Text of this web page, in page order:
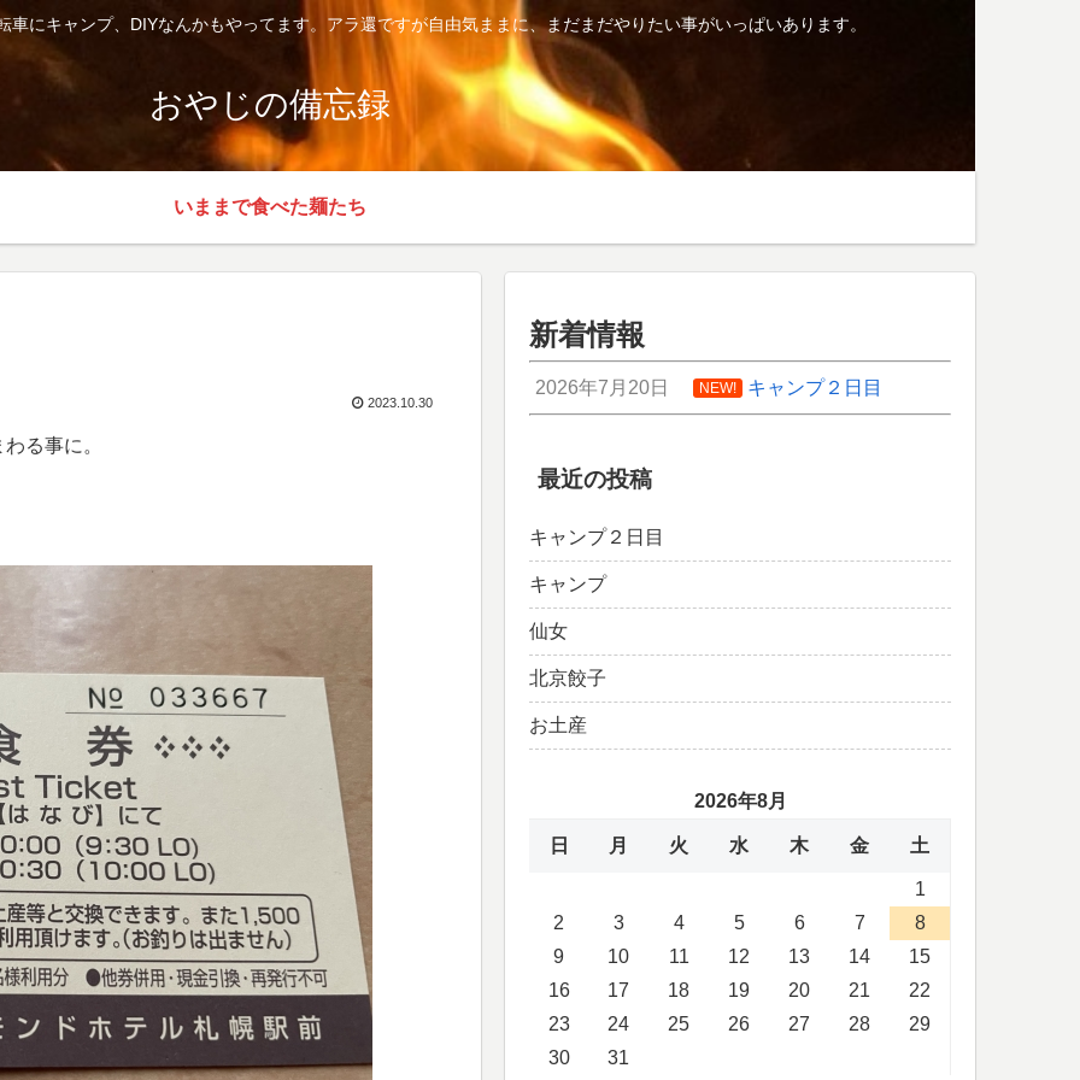
にキャンプ、DIYなんかもやってます。アラ還ですが自由気ままに、まだまだやりたい事がいっぱいあります。
おやじの備忘録
いままで食べた麺たち
2023.10.30
る事に。
新着情報
2026年7月20日 NEW! キャンプ２日目
最近の投稿
キャンプ２日目
キャンプ
仙女
北京餃子
お土産
2026年8月
日 月 火 水 木 金 土
1
2
3 4 5 6 7
8
9
10 11 12 13 14
15
16
17 18 19 20 21
22
23
24 25 26 27 28
29
30
31